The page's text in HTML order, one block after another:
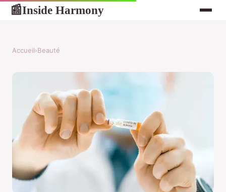
📰Inside Harmony
Accueil›Beauté